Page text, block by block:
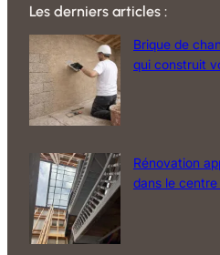
Les derniers articles :
Brique de
qui construit
Rénovation
dans le